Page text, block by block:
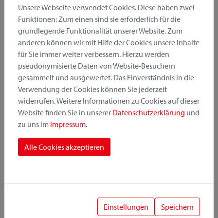
Produktkategorie
Montageposition
Befestigungssystem
Unsere Webseite verwendet Cookies. Diese haben zwei
Funktionen: Zum einen sind sie erforderlich für die
grundlegende Funktionalität unserer Website. Zum
anderen können wir mit Hilfe der Cookies unsere Inhalte
für Sie immer weiter verbessern. Hierzu werden
pseudonymisierte Daten von Website-Besuchern
gesammelt und ausgewertet. Das Einverständnis in die
Verwendung der Cookies können Sie jederzeit
widerrufen. Weitere Informationen zu Cookies auf dieser
Website finden Sie in unserer Datenschutzerklärung und
zu uns im Impressum.
Alle Cookies akzeptieren
Einstellungen Speichern